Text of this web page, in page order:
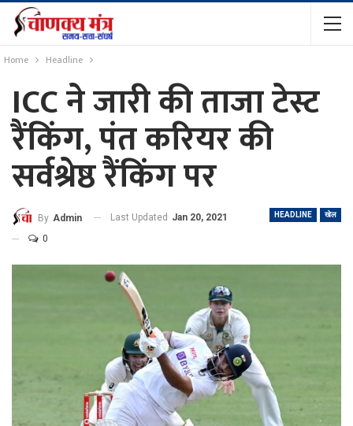
Home Headline
ICC ने जारी की ताजा टेस्ट
रैंकिंग, पंत करियर की
सर्वश्रेष्ठ रैंकिंग पर
HEADLINE खेल
By Admin Last Updated Jan 20, 2021
0